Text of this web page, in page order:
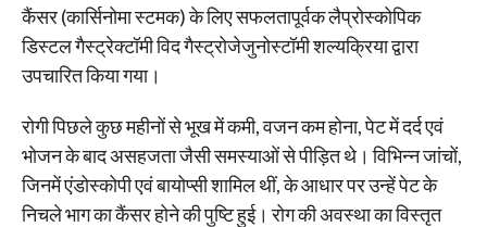
कैंसर (कार्सिनोमा स्टमक) के लिए सफलतापूर्वक लैप्रोस्कोपिक
डिस्टल गैस्ट्रेक्टॉमी विद गैस्ट्रोजेजुनोस्टॉमी शल्यक्रिया द्वारा
उपचारित किया गया।
रोगी पिछले कुछ महीनों से भूख में कमी, वजन कम होना, पेट में दर्द एवं
भोजन के बाद असहजता जैसी समस्याओं से पीड़ित थे। विभिन्न जांचों,
जिनमें एंडोस्कोपी एवं बायोप्सी शामिल थीं, के आधार पर उन्हें पेट के
निचले भाग का कैंसर होने की पुष्टि हुई। रोग की अवस्था का विस्तृत